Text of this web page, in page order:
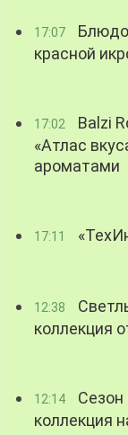
17:07
красной
17:02
Balzi
«Атлас
ароматами
17:11
12:38
коллекция
12:14
коллекция